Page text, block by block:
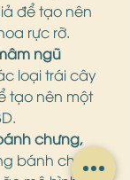
để tạo nên
rực rỡ.
ngũ
loại trái cây
tạo nên một
chưng,
bánh chưng,